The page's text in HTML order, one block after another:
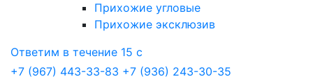
Прихожие угловые
Прихожие эксклюзив
Ответим в течение 15 с
+7 (967) 443-33-83 +7 (936) 243-30-35